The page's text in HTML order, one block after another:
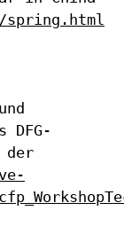
spring.html
DFG-
der